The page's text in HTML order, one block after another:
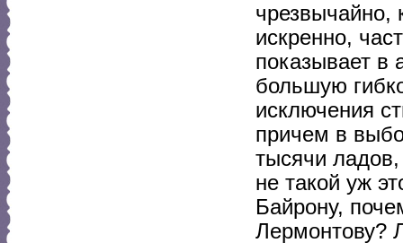
чрезвычайно,
искренно,
показывает в
большую
исключения
причем в
тысячи
не такой уж
Байрону,
Лермонтову?